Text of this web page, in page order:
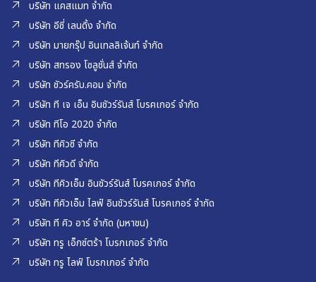
บริษัท แคสแมท จำกัด
บริษัท อีซี่ เลนดิ้ง จำกัด
บริษัท มายกรุ๊ป อินเทลลิเจ้นท์ จำกัด
บริษัท สทรอง โซลูชั่นส์ จำกัด
บริษัท ชัวร์ครับ.คอม จำกัด
บริษัท ที เจ เอ็น อินชัวร์รันส์ โบรคเกอร์ จำกัด
บริษัท ทีโอ 2020 จำกัด
บริษัท ทีคิวซี จำกัด
บริษัท ทีคิวดี จำกัด
บริษัท ทีคิวเอ็ม อินชัวร์รันส์ โบรคเกอร์ จำกัด
บริษัท ทีคิวเอ็ม ไลฟ์ อินชัวร์รันส์ โบรคเกอร์ จำกัด
บริษัท ที คิว อาร์ จำกัด (มหาชน)
บริษัท ทรู เอ็กซ์ตร้า โบรกเกอร์ จำกัด
บริษัท ทรู ไลฟ์ โบรกเกอร์ จำกัด